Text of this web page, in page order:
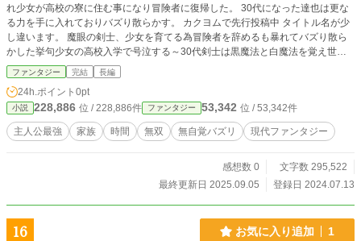
れ少女が高校の寮に住む事になり冒険者に復帰した。 30代になった達也は更な
る力を手に入れておりバズり散らかす。 カクヨムで先行投稿中 タイトル名が少
し違います。 魔眼の剣士、少女を育てる為冒険者を辞めるも暴れてバズり散ら
かした挙句少女の高校入学で号泣する～30代剣士は黒魔法と白魔法を覚え世界
にただ1人のトリプルジョブに至る～ https://kakuyomu.jp/works/168180930760
31328255
ファンタジー 完結 長編
24h.ポイント 0pt
小説 228,886 位 / 228,886件 ファンタジー 53,342 位 / 53,342件
主人公最強 家族 時間 無双 無自覚バズリ 現代ファンタジー
感想数 0
文字数 295,522
最終更新日 2025.09.05
登録日 2024.07.13
16 お気に入り追加 1